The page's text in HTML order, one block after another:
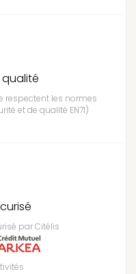
respectent les normes
et de qualité EN71)
par Citélis